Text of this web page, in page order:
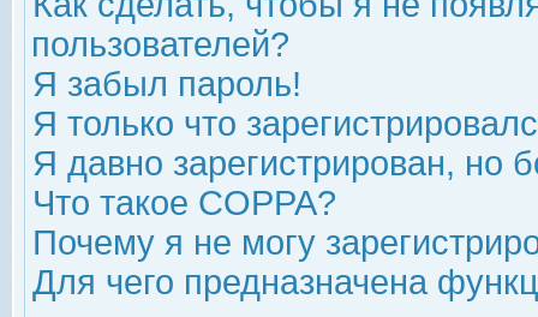
пользователей?
Я забыл пароль!
Я только что
Я давно зарегистрирован, но
Что такое COPPA?
Почему я не могу
Для чего предназначена